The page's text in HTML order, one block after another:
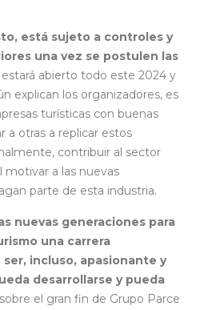
está sujeto a controles y
una vez se postulen las
abierto todo este 2024 y
explican los organizadores, es
turísticas con buenas
a otras a replicar estos
contribuir al sector
a las nuevas
parte de esta industria.
nuevas generaciones para
una carrera
incluso, apasionante y
desarrollarse y pueda
el gran fin de Grupo Parce